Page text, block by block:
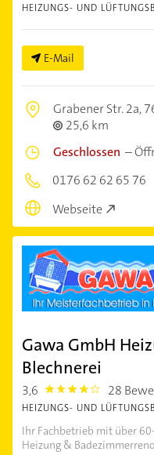
HEIZUNGS- UND
E-Mail
Grabener Str. 2a,
25,6 km
Geschlossen –
0176 62 62 65 76
Webseite
Gawa GmbH
Blechnerei
3,6 3.6000001 28
HEIZUNGS- UND
Ihr Fachbetrieb mit über
Heizung &